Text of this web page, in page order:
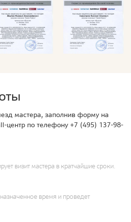
мастера, заполнив форму на
центр по телефону +7 (495) 137-98-
визит мастера в кратчайшие сроки.
время и проведет